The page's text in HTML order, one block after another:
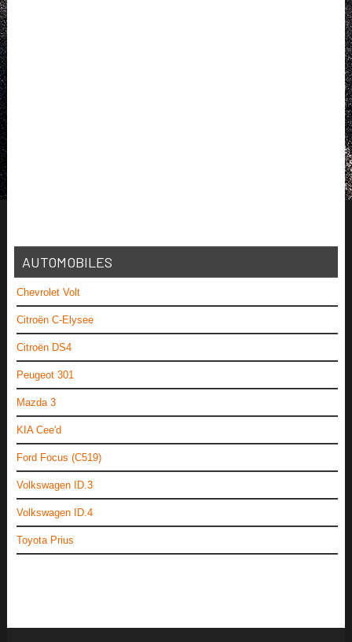
AUTOMOBILES
Chevrolet Volt
Citroën C-Elysee
Citroën DS4
Peugeot 301
Mazda 3
KIA Cee'd
Ford Focus (C519)
Volkswagen ID.3
Volkswagen ID.4
Toyota Prius